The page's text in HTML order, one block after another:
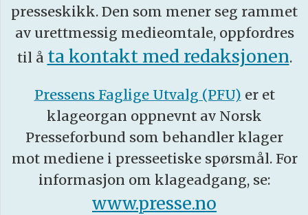
presseskikk. Den som mener seg rammet
av urettmessig medieomtale, oppfordres
til å ta kontakt med redaksjonen.
Pressens Faglige Utvalg (PFU) er et
klageorgan oppnevnt av Norsk
Presseforbund som behandler klager
mot mediene i presseetiske spørsmål. For
informasjon om klageadgang, se:
www.presse.no